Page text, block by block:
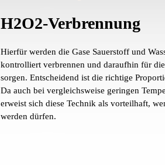
H2O2-Verbrennung
Hierfür werden die Gase Sauerstoff und
kontrolliert verbrennen und daraufhin für
sorgen. Entscheidend ist die richtige
Da auch bei vergleichsweise geringen
erweist sich diese Technik als vorteilhaft,
werden dürfen.